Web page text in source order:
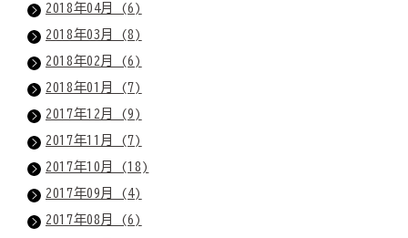
2018年04月 (6)
2018年03月 (8)
2018年02月 (6)
2018年01月 (7)
2017年12月 (9)
2017年11月 (7)
2017年10月 (18)
2017年09月 (4)
2017年08月 (6)